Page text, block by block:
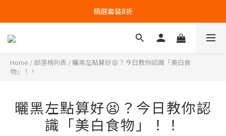
精選套裝8折
Home / 部落格列表 / 曬黑左點算好😫？今日教你認識「美白食
物」！！
曬黑左點算好😫？今日教你認
識「美白食物」！！